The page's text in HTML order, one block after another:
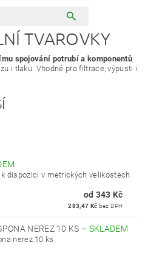
TVAROVKY
spojování potrubí a komponentů
i tlaku. Vhodné pro filtrace, výpusti i
dispozici v metrických velikostech
od 343 Kč
283,47 Kč bez DPH
NEREZ 10 KS – SKLADEM
nerez 10 ks